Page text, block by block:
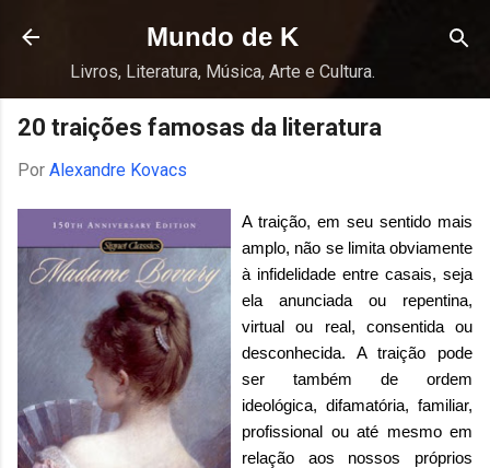
Pular para o conteúdo principal
Mundo de K
Livros, Literatura, Música, Arte e Cultura.
20 traições famosas da literatura
Por Alexandre Kovacs
A traição, em seu sentido mais
amplo, não se limita obviamente
à infidelidade entre casais, seja
ela anunciada ou repentina,
virtual ou real, consentida ou
desconhecida. A traição pode
ser também de ordem
ideológica, difamatória, familiar,
profissional ou até mesmo em
relação aos nossos próprios